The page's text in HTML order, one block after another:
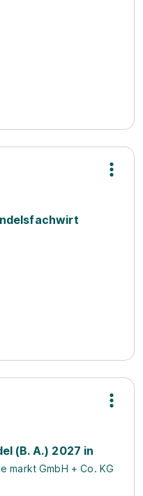
(B. A.) 2027 in
markt GmbH + Co. KG